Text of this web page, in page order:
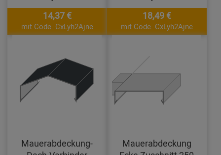
14,37 €
mit Code: CxLyh2Ajne
18,49 €
mit Code: CxLyh2Ajne
Mauerabdeckung-
Mauerabdeckung